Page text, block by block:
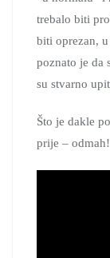
trebalo biti
biti oprezan,
poznato je da
su stvarno
Što je dakle
prije – odmah!